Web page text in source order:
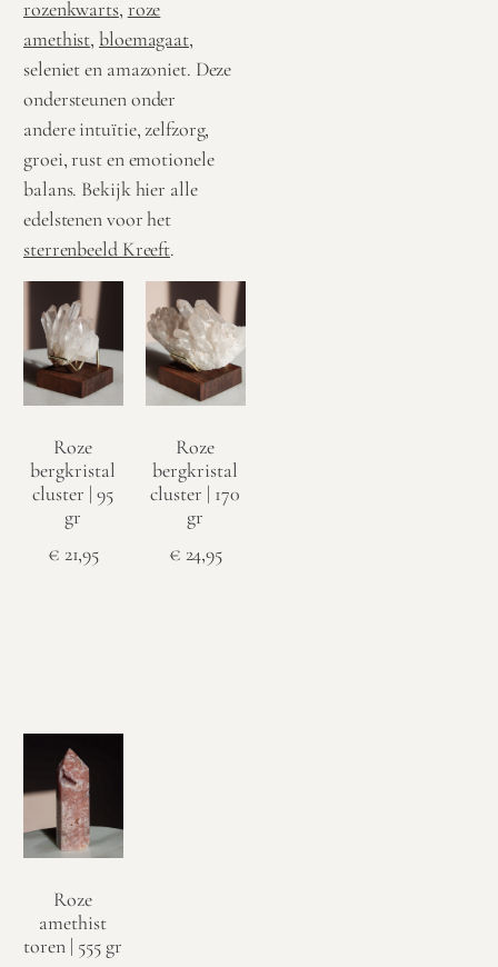
rozenkwarts, roze
amethist,bloemagaat,
seleniet en amazoniet. Deze
ondersteunen onder
andere intuïtie, zelfzorg,
groei, rust en emotionele
balans. Bekijk hier alle
edelstenen voor het
sterrenbeeld Kreeft.
Roze
bergkristal
cluster | 95
gr
€ 21,95
Roze
bergkristal
cluster | 170
gr
€ 24,95
Roze
amethist
toren | 555 gr